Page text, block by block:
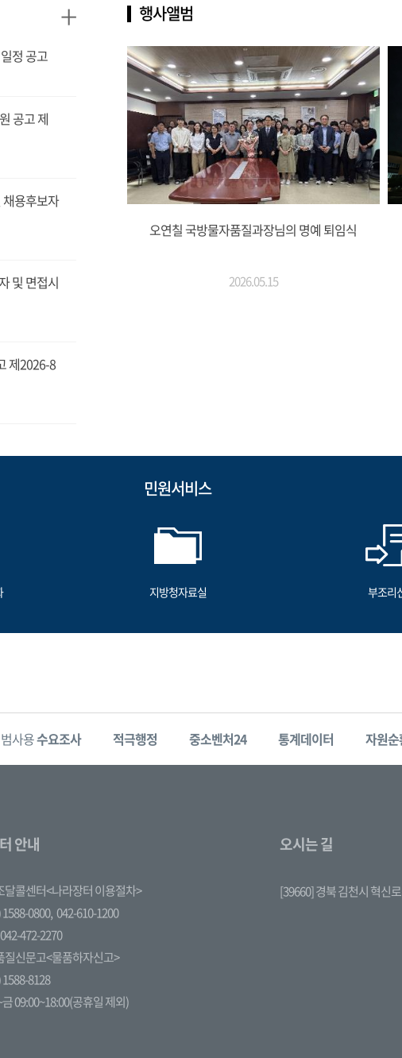
정 공고
공고 제
용후보자
및 면접시
제2026-8
+ 행사앨범
오연칠 국방물자품질과장님의 명예 퇴임식
2026.05.15
민원서비스
지방청자료실 부조리
사용수요조사 적극행정 중소벤처24 통계데이터 자원
안내
달콜센터<나라장터 이용절차>
0800, 042-610-1200
472-2270
질신문고<물품하자신고>
8128
09:00~18:00(공휴일 제외)
오시는 길
[39660] 경북 김천시 혁신